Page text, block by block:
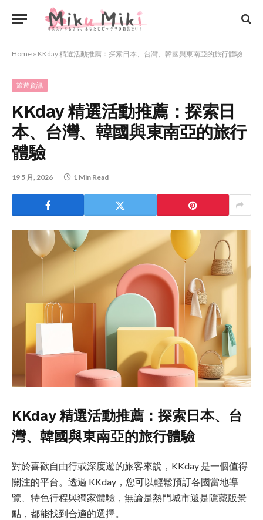
Home » KKday 精選活動推薦：探索日本、台灣、韓國與東南亞的旅行體驗
旅遊資訊
KKday 精選活動推薦：探索日
本、台灣、韓國與東南亞的旅行
體驗
19 5 月, 2026 1 Min Read
KKday 精選活動推薦：探索日本、台
灣、韓國與東南亞的旅行體驗
對於喜歡自由行或深度遊的旅客來說，KKday 是一個值得
關注的平台。透過 KKday，您可以輕鬆預訂各國當地導
覽、特色行程與獨家體驗，無論是熱門城市還是隱藏版景
點，都能找到合適的選擇。